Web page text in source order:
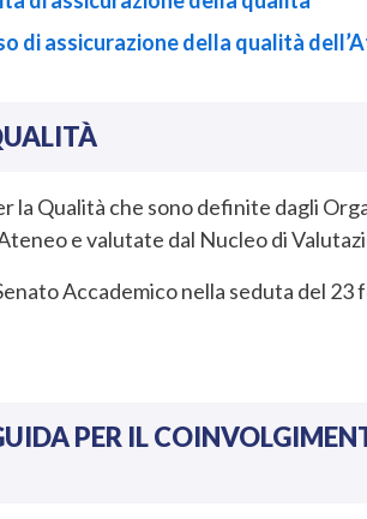
di assicurazione della qualità
la Qualità che sono definite dagli
e valutate dal Nucleo di
Accademico nella seduta del 23
PER IL